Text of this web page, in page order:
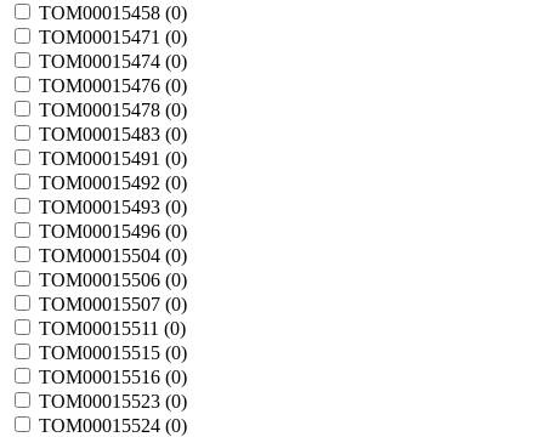
TOM00015458 (0)
TOM00015471 (0)
TOM00015474 (0)
TOM00015476 (0)
TOM00015478 (0)
TOM00015483 (0)
TOM00015491 (0)
TOM00015492 (0)
TOM00015493 (0)
TOM00015496 (0)
TOM00015504 (0)
TOM00015506 (0)
TOM00015507 (0)
TOM00015511 (0)
TOM00015515 (0)
TOM00015516 (0)
TOM00015523 (0)
TOM00015524 (0)